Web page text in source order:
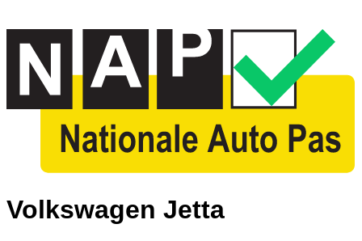
Volkswagen Jetta